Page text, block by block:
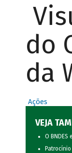
do
da
Ações
VEJA
O BNDES